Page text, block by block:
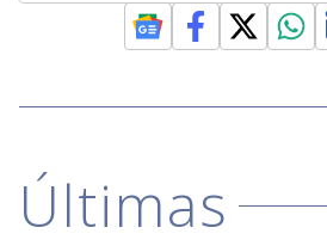
Últimas